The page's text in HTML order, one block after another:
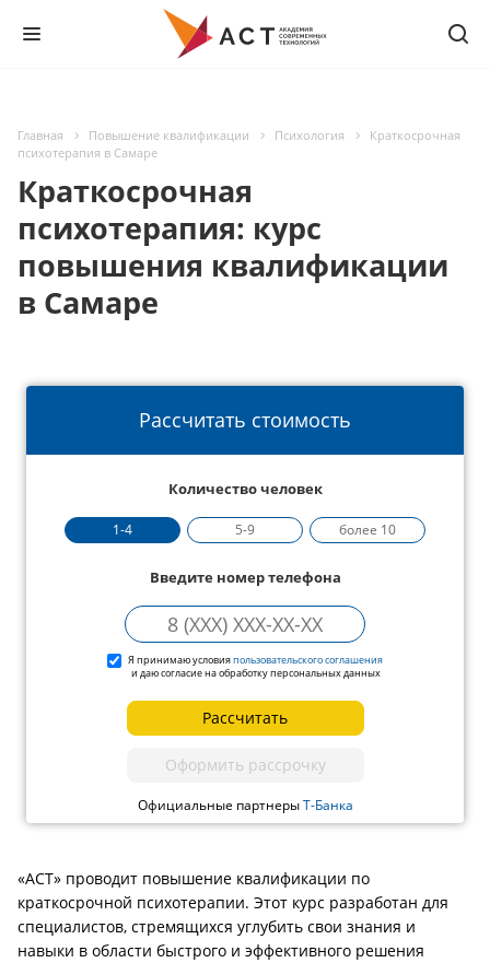
Главная Повышение квалификации Психология
Краткосрочная
психотерапия в Самаре
Краткосрочная
психотерапия: курс
повышения квалификации
в Самаре
Рассчитать стоимость
Количество человек
1-4 5-9 более 10
Введите номер телефона
Я принимаю условияпользовательского соглашения
и даю согласие на обработку персональных данных
Рассчитать
Оформить рассрочку
Официальные партнерыТ-Банка
«АСТ» проводит повышение квалификации по
краткосрочной психотерапии. Этот курс разработан для
специалистов, стремящихся углубить свои знания и
навыки в области быстрого и эффективного решения